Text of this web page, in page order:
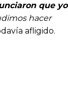
que yo
hacer
afligido.